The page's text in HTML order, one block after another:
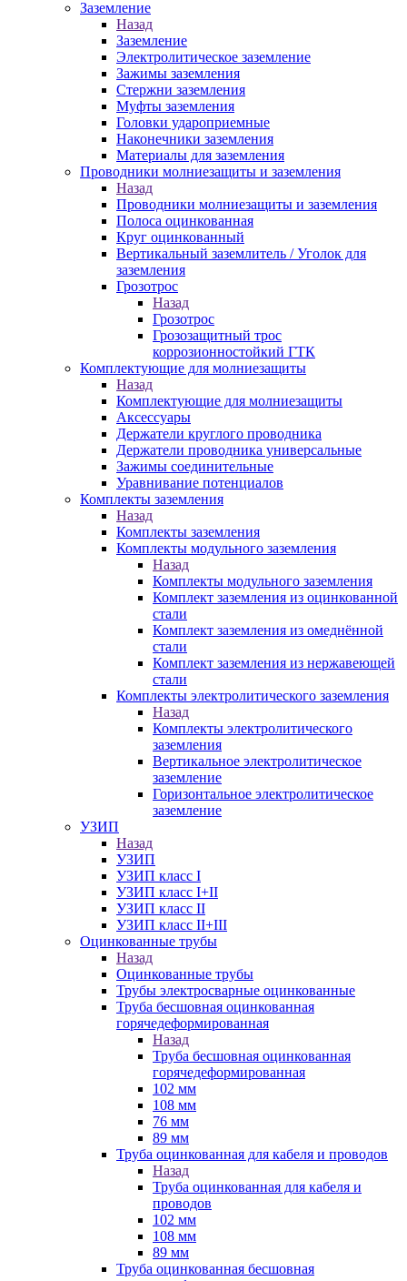
Заземление
Назад
Заземление
Электролитическое заземление
Зажимы заземления
Стержни заземления
Муфты заземления
Головки удароприемные
Наконечники заземления
Материалы для заземления
Проводники молниезащиты и заземления
Назад
Проводники молниезащиты и заземления
Полоса оцинкованная
Круг оцинкованный
Вертикальный заземлитель / Уголок для
заземления
Грозотрос
Назад
Грозотрос
Грозозащитный трос
коррозионностойкий ГТК
Комплектующие для молниезащиты
Назад
Комплектующие для молниезащиты
Аксессуары
Держатели круглого проводника
Держатели проводника универсальные
Зажимы соединительные
Уравнивание потенциалов
Комплекты заземления
Назад
Комплекты заземления
Комплекты модульного заземления
Назад
Комплекты модульного заземления
Комплект заземления из оцинкованной
стали
Комплект заземления из омеднённой
стали
Комплект заземления из нержавеющей
стали
Комплекты электролитического заземления
Назад
Комплекты электролитического
заземления
Вертикальное электролитическое
заземление
Горизонтальное электролитическое
заземление
УЗИП
Назад
УЗИП
УЗИП класс I
УЗИП класс I+II
УЗИП класс II
УЗИП класс II+III
Оцинкованные трубы
Назад
Оцинкованные трубы
Трубы электросварные оцинкованные
Труба бесшовная оцинкованная
горячедеформированная
Назад
Труба бесшовная оцинкованная
горячедеформированная
102 мм
108 мм
76 мм
89 мм
Труба оцинкованная для кабеля и проводов
Назад
Труба оцинкованная для кабеля и
проводов
102 мм
108 мм
89 мм
Труба оцинкованная бесшовная